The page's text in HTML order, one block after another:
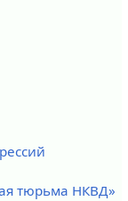
тюрьма НКВД»